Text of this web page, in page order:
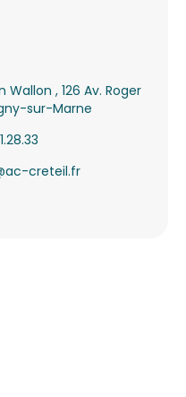
, 126 Av. Roger
sur-Marne
creteil.fr